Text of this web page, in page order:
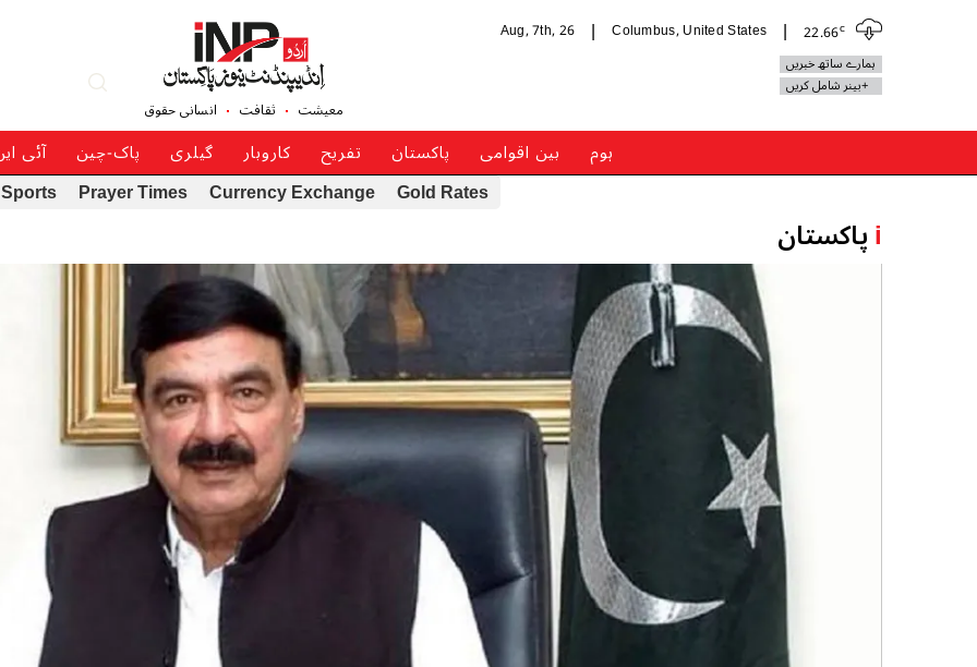
22.66c
Columbus, United States
Aug, 7th, 26
ہمارے ساتھ خبریں
+بینر شامل کریں
معیشت ثقافت انسانی حقوق
ہوم بین اقوامی پاکستان تفریح کاروبار گیلری پاک-چین آئی
Gold Rates
Currency Exchange
Prayer Times
Sports
iپاکستان